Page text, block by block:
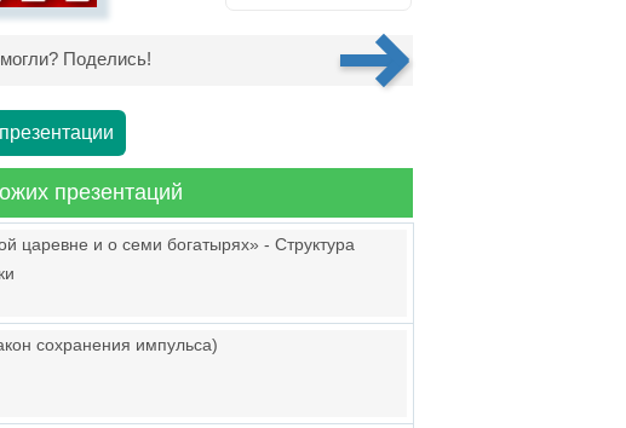
Поделись!
презентаций
царевне и о семи богатырях» - Структура
сохранения импульса)